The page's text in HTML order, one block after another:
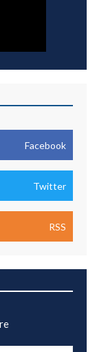
Facebook
Twitter
RSS